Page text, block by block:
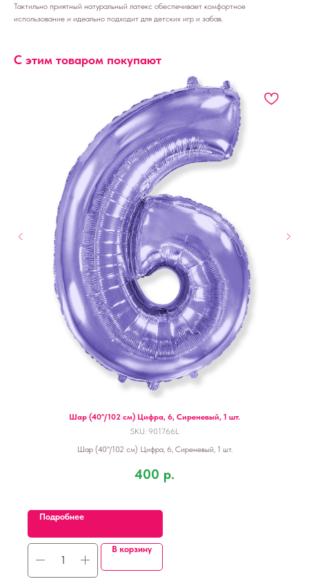
Тактильно приятный натуральный латекс обеспечивает комфортное
использование и идеально подходит для детских игр и забав.
С этим товаром покупают
Шар (40''/102 см) Цифра, 6, Сиреневый, 1 шт.
SKU: 901766L
Шар (40''/102 см) Цифра, 6, Сиреневый, 1 шт.
400 р.
Подробнее
В корзину